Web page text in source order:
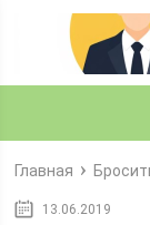
Главная
13.06.2019